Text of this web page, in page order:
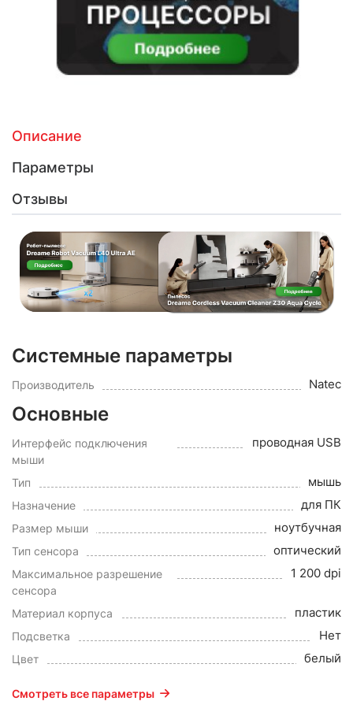
Описание
Параметры
Отзывы
Системные параметры
Производитель Natec
Основные
Интерфейс подключения
мыши
проводная USB
Тип мышь
Назначение для ПК
Размер мыши ноутбучная
Тип сенсора оптический
Максимальное разрешение
сенсора
1 200 dpi
Материал корпуса пластик
Подсветка Нет
Цвет белый
Смотреть все параметры